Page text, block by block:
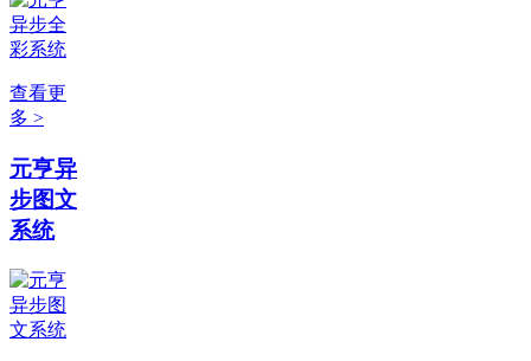
查看更
多 >
元亨异
步图文
系统